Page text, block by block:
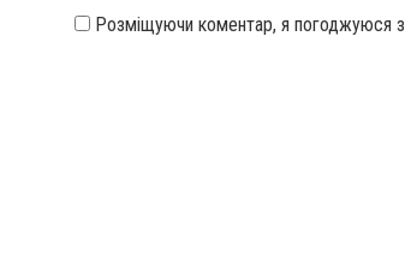
Розміщуючи коментар, я погоджуюся з